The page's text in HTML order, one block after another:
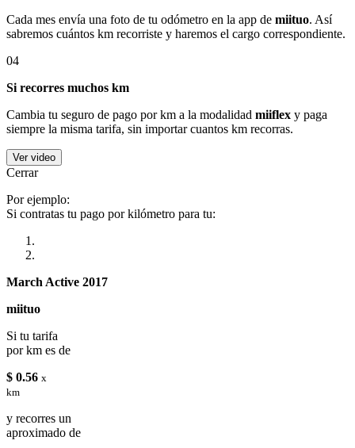
Cada mes envía una foto de tu odómetro en la app de miituo. Así
sabremos cuántos km recorriste y haremos el cargo correspondiente.
04
Si recorres muchos km
Cambia tu seguro de pago por km a la modalidad miiflex y paga
siempre la misma tarifa, sin importar cuantos km recorras.
Ver video
Cerrar
Por ejemplo:
Si contratas tu pago por kilómetro para tu:
March Active 2017
miituo
Si tu tarifa
por km es de
$ 0.56 x
km
y recorres un
aproximado de